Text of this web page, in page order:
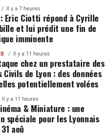
Il y a 7 heures
Eric Ciotti répond à Cyrille
et lui prédit une fin de
imminente
Il y a 11 heures
chez un prestataire des
Civils de Lyon : des données
potentiellement volées
Il y a 11 heures
& Miniature : une
spéciale pour les Lyonnais
aoû